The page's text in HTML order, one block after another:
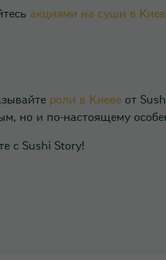
акциями на суши в
роли в Киеве от
но и по-настоящему
с Sushi Story!